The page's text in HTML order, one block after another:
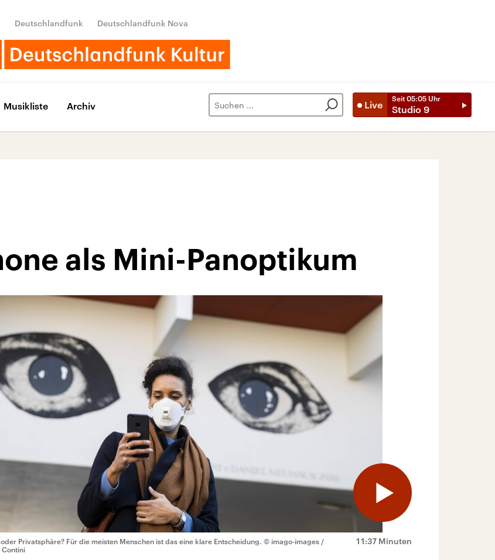
Deutschlandfunk Deutschlandfunk Nova
Live
Seit 05:05 Uhr
Studio 9
Musikliste Archiv
als Mini-Panoptikum
11:37 Minuten
Privatsphäre? Für die meisten Menschen ist das eine klare Entscheidung. © imago-images /
Contini